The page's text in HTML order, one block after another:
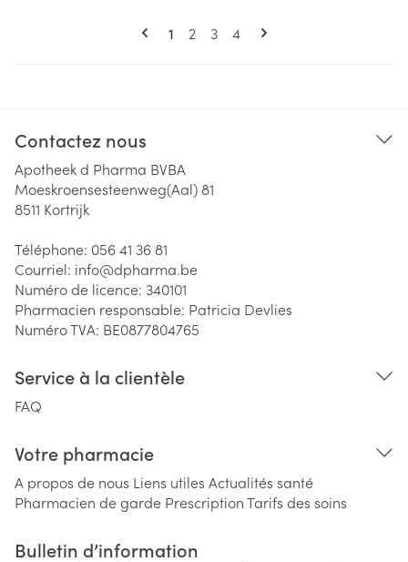
Pages
Vous lisez actuellement la page
1 Page
2 Page
3 Page
4
Contactez nous
Apotheek d Pharma BVBA
Moeskroensesteenweg(Aal) 81
8511 Kortrijk
Téléphone: 056 41 36 81
Courriel: info@dpharma.be
Numéro de licence: 340101
Pharmacien responsable: Patricia Devlies
Numéro TVA: BE0877804765
Service à la clientèle
FAQ
Votre pharmacie
A propos de nous Liens utiles Actualités santé
Pharmacien de garde PrescriptionTarifs des soins
Bulletin d’information